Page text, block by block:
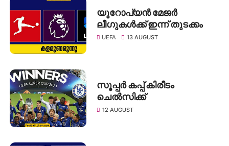
യൂറോപ്യൻ മേജർ
ലീഗുകൾക്ക് ഇന്ന് തുടക്കം
UEFA 13 AUGUST
സൂപ്പർ കപ്പ്‌ കിരീടം
ചെൽസിക്ക്
12 AUGUST